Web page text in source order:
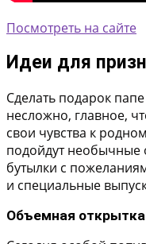
Посмотреть на сайте
Идеи для
Сделать подарок
несложно, главное,
свои чувства к
подойдут необычные
бутылки с
и специальные
Объемная открытка